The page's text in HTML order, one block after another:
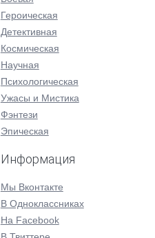
Героическая
Детективная
Космическая
Научная
Психологическая
Ужасы и Мистика
Фэнтези
Эпическая
Информация
Мы Вконтакте
В Одноклассниках
На Facebook